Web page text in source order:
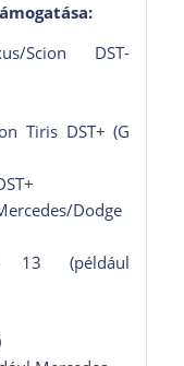
Scion DST-
Tiris DST+ (G
Dodge
13 (például